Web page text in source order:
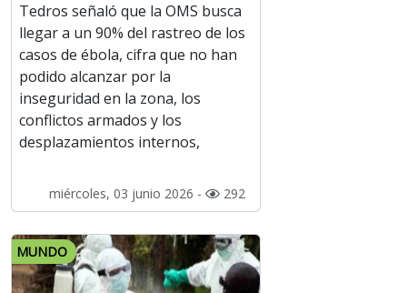
Tedros señaló que la OMS busca
llegar a un 90% del rastreo de los
casos de ébola, cifra que no han
podido alcanzar por la
inseguridad en la zona, los
conflictos armados y los
desplazamientos internos,
miércoles, 03 junio 2026 - 292
MUNDO